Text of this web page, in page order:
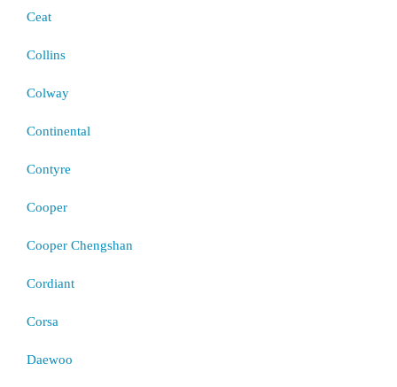
Ceat
Collins
Colway
Continental
Contyre
Cooper
Cooper Chengshan
Cordiant
Corsa
Daewoo